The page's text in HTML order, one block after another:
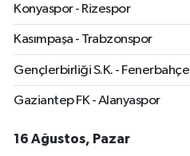
Konyaspor - Rizespor
Kasımpaşa - Trabzonspor
Gençlerbirliği S.K. - Fenerbahçe
Gaziantep FK - Alanyaspor
16 Ağustos, Pazar